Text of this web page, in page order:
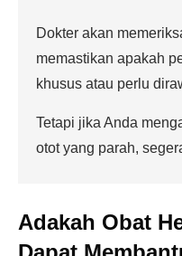
Dokter akan
memastikan apakah
khusus atau perlu
Tetapi jika Anda
otot yang parah,
Adakah Obat